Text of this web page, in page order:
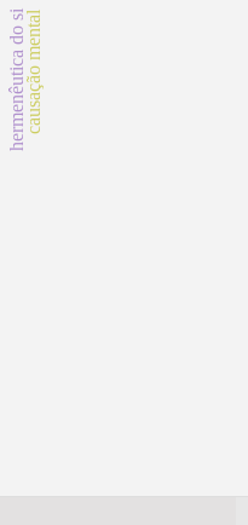
hermenêutica do sicausação mental